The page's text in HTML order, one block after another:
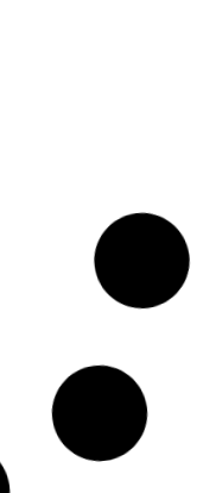
Wybrzeże.
stresu w Kii
Teraz
Europie